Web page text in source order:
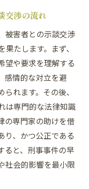
交渉のサポート
の紹介
な対応力
者支援の具体的
垣法律事務所の
のカギ
交渉の流れ
被害者との示談交渉
たします。まず、
望や要求を理解する
感情的な対立を避
れます。その後、
は専門的な法律知識
の専門家の助けを借
り、かつ公正である
ると、刑事事件の早
社会的影響を最小限